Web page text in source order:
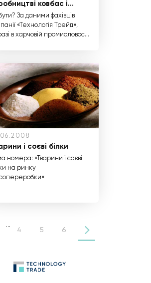
ковбас і
– «М'ясний
травень 2011
За даними фахівців
«Технологія Трейд»,
в харчовій промисловості
і соєві білки
номера: «Тварини і соєві
на ринку
...
4 5 6